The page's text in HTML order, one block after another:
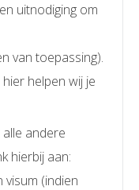
uitnodiging om
van toepassing).
helpen wij je
andere
hierbij aan:
visum (indien